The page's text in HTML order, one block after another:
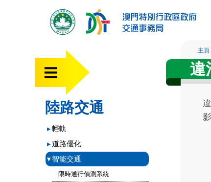
陸路交通
▸輕軌
▸道路優化
▾智能交通
限時通行偵測系統
主頁
違